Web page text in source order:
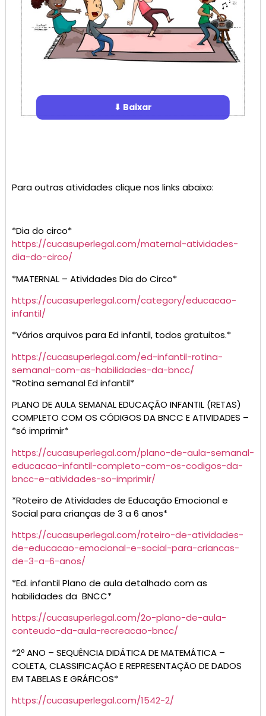
⬇ Baixar
Para outras atividades clique nos links abaixo:
*Dia do circo*
https://cucasuperlegal.com/maternal-atividades-
dia-do-circo/
*MATERNAL – Atividades Dia do Circo*
https://cucasuperlegal.com/category/educacao-
infantil/
*Vários arquivos para Ed infantil, todos gratuitos.*
https://cucasuperlegal.com/ed-infantil-rotina-
semanal-com-as-habilidades-da-bncc/
*Rotina semanal Ed infantil*
PLANO DE AULA SEMANAL EDUCAÇÃO INFANTIL (RETAS)
COMPLETO COM OS CÓDIGOS DA BNCC E ATIVIDADES –
*só imprimir*
https://cucasuperlegal.com/plano-de-aula-semanal-
educacao-infantil-completo-com-os-codigos-da-
bncc-e-atividades-so-imprimir/
*Roteiro de Atividades de Educação Emocional e
Social para crianças de 3 a 6 anos*
https://cucasuperlegal.com/roteiro-de-atividades-
de-educacao-emocional-e-social-para-criancas-
de-3-a-6-anos/
*Ed. infantil Plano de aula detalhado com as
habilidades da BNCC*
https://cucasuperlegal.com/2o-plano-de-aula-
conteudo-da-aula-recreacao-bncc/
*2º ANO – SEQUÊNCIA DIDÁTICA DE MATEMÁTICA –
COLETA, CLASSIFICAÇÃO E REPRESENTAÇÃO DE DADOS
EM TABELAS E GRÁFICOS*
https://cucasuperlegal.com/1542-2/